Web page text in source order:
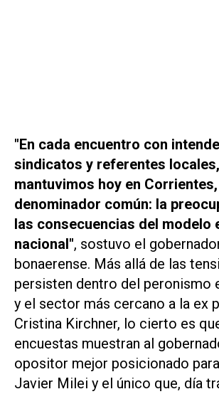
"En cada encuentro con
sindicatos y referentes
mantuvimos hoy en Corrientes,
denominador común: la
las consecuencias del modelo
nacional", sostuvo el
bonaerense. Más allá de las
persisten dentro del peronismo
y el sector más cercano a la ex
Cristina Kirchner, lo cierto es
encuestas muestran al
opositor mejor posicionado
Javier Milei y el único que, día